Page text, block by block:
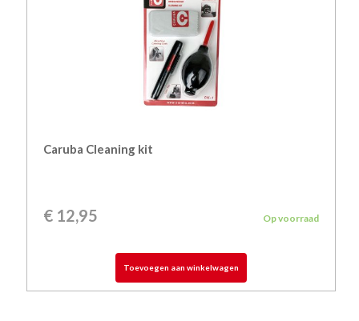
Caruba Cleaning kit
€12,95 Op voorraad
Toevoegen aan winkelwagen